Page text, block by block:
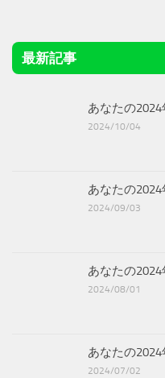
最新記事
あなたの
2024/10/04
あなたの
2024/09/03
あなたの
2024/08/01
あなたの
2024/07/02